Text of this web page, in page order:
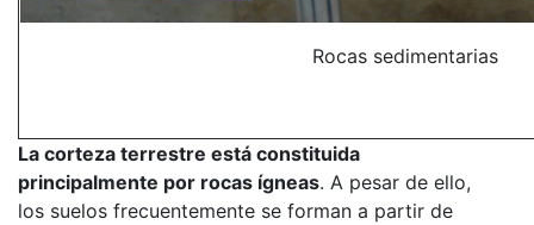
Rocas sedimentarias
La corteza terrestre está constituida
principalmente por rocas ígneas. A pesar de ello,
los suelos frecuentemente se forman a partir de